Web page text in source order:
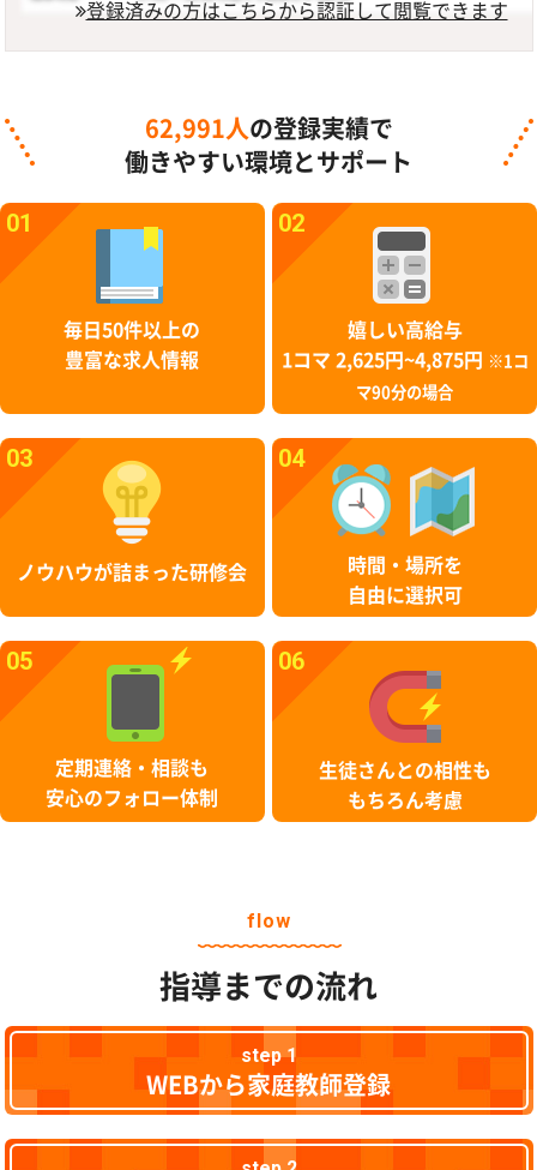
登録済みの方はこちらから認証して閲覧できます
62,991人 の登録実績で
働きやすい環境とサポート
01
毎日50件以上の
豊富な求人情報
02
嬉しい高給与
1コマ 2,625円~4,875円
※1コ
マ90分の場合
03
ノウハウが詰まった研修会
04
時間・場所を
自由に選択可
05
定期連絡・相談も
安心のフォロー体制
06
生徒さんとの相性も
もちろん考慮
flow
指導までの流れ
step 1
WEBから家庭教師登録